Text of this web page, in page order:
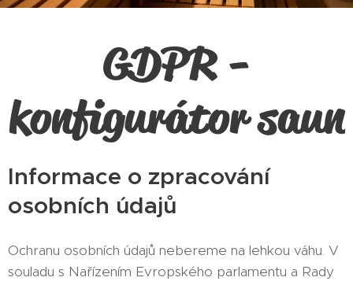
GDPR -
konfigurátor saun
Informace o zpracování
osobních údajů
Ochranu osobních údajů nebereme na lehkou váhu. V
souladu s Nařízením Evropského parlamentu a Rady